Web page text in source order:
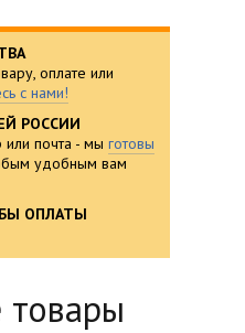
оплате или
с нами!
РОССИИ
почта - мы готовы
удобным вам
ОПЛАТЫ